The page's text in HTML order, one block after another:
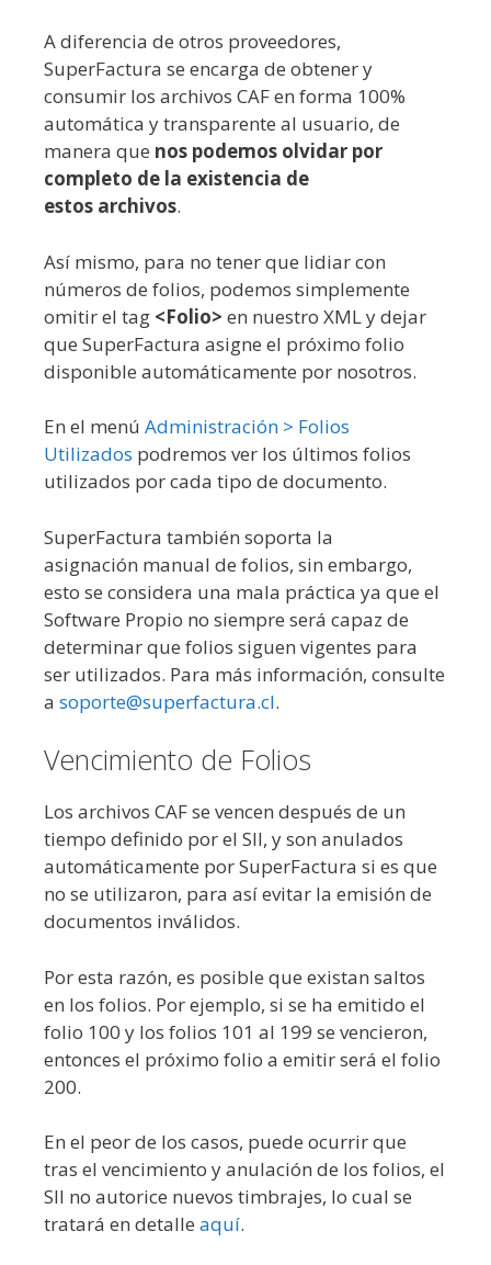
A diferencia de otros proveedores,
SuperFactura se encarga de obtener y
consumir los archivos CAF en forma 100%
automática y transparente al usuario, de
manera que nos podemos olvidar por
completo de la existencia de
estos archivos.
Así mismo, para no tener que lidiar con
números de folios, podemos simplemente
omitir el tag <Folio> en nuestro XML y dejar
que SuperFactura asigne el próximo folio
disponible automáticamente por nosotros.
En el menú Administración > Folios
Utilizados podremos ver los últimos folios
utilizados por cada tipo de documento.
SuperFactura también soporta la
asignación manual de folios, sin embargo,
esto se considera una mala práctica ya que el
Software Propio no siempre será capaz de
determinar que folios siguen vigentes para
ser utilizados. Para más información, consulte
a soporte@superfactura.cl.
Vencimiento de Folios
Los archivos CAF se vencen después de un
tiempo definido por el SII, y son anulados
automáticamente por SuperFactura si es que
no se utilizaron, para así evitar la emisión de
documentos inválidos.
Por esta razón, es posible que existan saltos
en los folios. Por ejemplo, si se ha emitido el
folio 100 y los folios 101 al 199 se vencieron,
entonces el próximo folio a emitir será el folio
200.
En el peor de los casos, puede ocurrir que
tras el vencimiento y anulación de los folios, el
SII no autorice nuevos timbrajes, lo cual se
tratará en detalle aquí.